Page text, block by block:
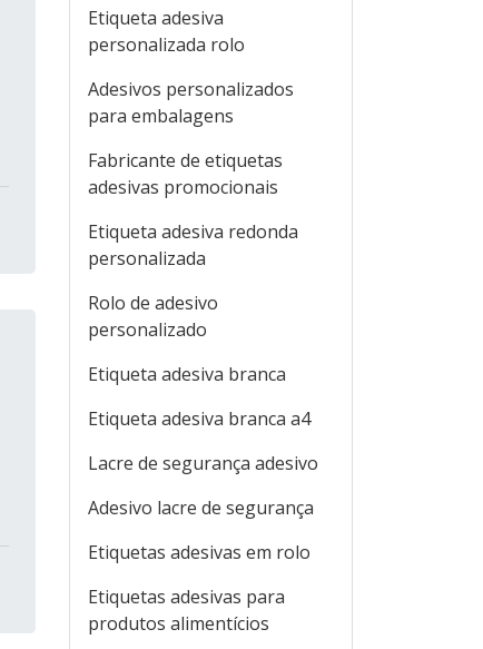
Etiqueta adesiva
personalizada rolo
Adesivos personalizados
para embalagens
Fabricante de etiquetas
adesivas promocionais
Etiqueta adesiva redonda
personalizada
Rolo de adesivo
personalizado
Etiqueta adesiva branca
Etiqueta adesiva branca a4
Lacre de segurança adesivo
Adesivo lacre de segurança
Etiquetas adesivas em rolo
Etiquetas adesivas para
produtos alimentícios